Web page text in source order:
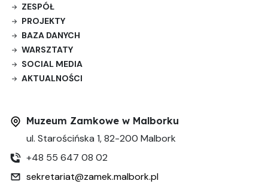
ZESPÓŁ
PROJEKTY
BAZA DANYCH
WARSZTATY
SOCIAL MEDIA
AKTUALNOŚCI
Muzeum Zamkowe w Malborku
ul. Starościńska 1, 82-200 Malbork
+48 55 647 08 02
sekretariat@zamek.malbork.pl